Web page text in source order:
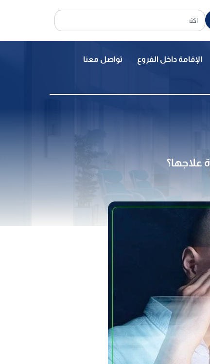
الإقامة داخل الفروع تواصل معنا